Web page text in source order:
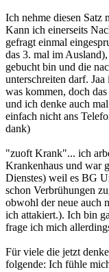
Ich nehme diesen Satz
Kann ich einerseits
gefragt einmal
das 3. mal im
gebucht bin und die
unterschreiten darf.
was kommen, doch
und ich denke auch
einfach nicht ans
dank)
"zuoft Krank"... ich
Krankenhaus und war
Dienstes) weil es BG
schon Verbrühungen
obwohl der neue auch
ich attakiert.). Ich bin
frage ich mich
Für viele die jetzt
folgende: Ich fühle